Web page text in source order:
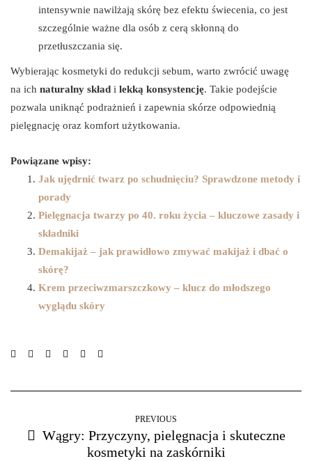
intensywnie nawilżają skórę bez efektu świecenia, co jest
szczególnie ważne dla osób z cerą skłonną do
przetłuszczania się.
Wybierając kosmetyki do redukcji sebum, warto zwrócić uwagę
na ich naturalny skład i lekką konsystencję. Takie podejście
pozwala uniknąć podrażnień i zapewnia skórze odpowiednią
pielęgnację oraz komfort użytkowania.
Powiązane wpisy:
Jak ujędrnić twarz po schudnięciu? Sprawdzone metody i
porady
Pielęgnacja twarzy po 40. roku życia – kluczowe zasady i
składniki
Demakijaż – jak prawidłowo zmywać makijaż i dbać o
skórę?
Krem przeciwzmarszczkowy – klucz do młodszego
wyglądu skóry
PREVIOUS
Wągry: Przyczyny, pielęgnacja i skuteczne
kosmetyki na zaskórniki